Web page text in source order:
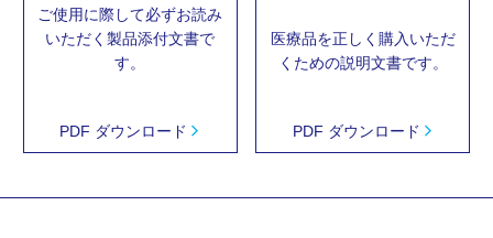
ご使用に際して必ずお読み
いただく製品添付文書で
す。
PDF ダウンロード
医療品を正しく 購入いただ
くための説明文書です。
PDF ダウンロード